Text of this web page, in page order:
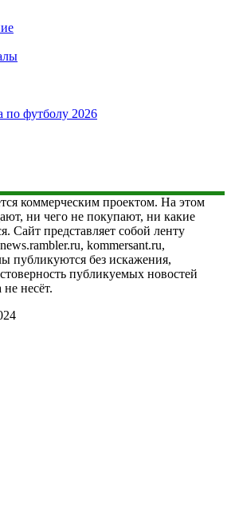
по футболу 2026
коммерческим проектом. На этом
ни чего не покупают, ни какие
Сайт представляет собой ленту
kommersant.ru,
публикуются без искажения,
публикуемых новостей
несёт.